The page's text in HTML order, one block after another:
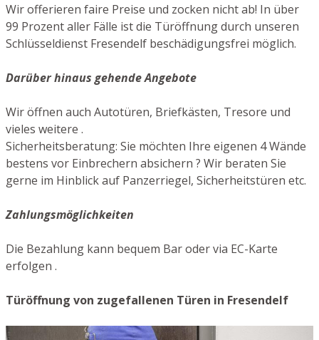
Wir offerieren faire Preise und zocken nicht ab! In über
99 Prozent aller Fälle ist die Türöffnung durch unseren
Schlüsseldienst Fresendelf beschädigungsfrei möglich.
Darüber hinaus gehende Angebote
Wir öffnen auch Autotüren, Briefkästen, Tresore und
vieles weitere .
Sicherheitsberatung: Sie möchten Ihre eigenen 4 Wände
bestens vor Einbrechern absichern ? Wir beraten Sie
gerne im Hinblick auf Panzerriegel, Sicherheitstüren etc.
Zahlungsmöglichkeiten
Die Bezahlung kann bequem Bar oder via EC-Karte
erfolgen .
Türöffnung von zugefallenen Türen in Fresendelf